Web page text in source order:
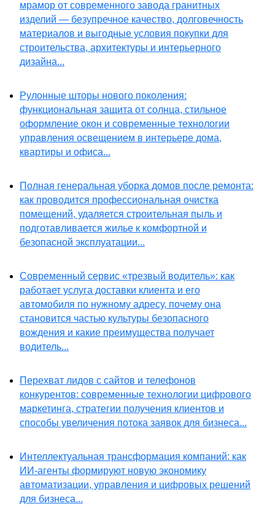
мрамор от современного завода гранитных
изделий — безупречное качество, долговечность
материалов и выгодные условия покупки для
строительства, архитектуры и интерьерного
дизайна...
Рулонные шторы нового поколения:
функциональная защита от солнца, стильное
оформление окон и современные технологии
управления освещением в интерьере дома,
квартиры и офиса...
Полная генеральная уборка домов после ремонта:
как проводится профессиональная очистка
помещений, удаляется строительная пыль и
подготавливается жилье к комфортной и
безопасной эксплуатации...
Современный сервис «трезвый водитель»: как
работает услуга доставки клиента и его
автомобиля по нужному адресу, почему она
становится частью культуры безопасного
вождения и какие преимущества получает
водитель...
Перехват лидов с сайтов и телефонов
конкурентов: современные технологии цифрового
маркетинга, стратегии получения клиентов и
способы увеличения потока заявок для бизнеса...
Интеллектуальная трансформация компаний: как
ИИ-агенты формируют новую экономику
автоматизации, управления и цифровых решений
для бизнеса...